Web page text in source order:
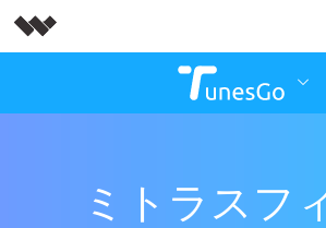
ミトラスフ